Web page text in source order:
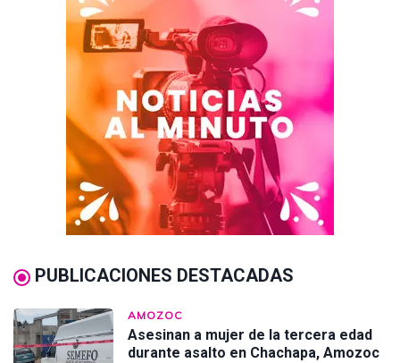
PUBLICACIONES DESTACADAS
AMOZOC
Asesinan a mujer de la tercera edad
durante asalto en Chachapa, Amozoc